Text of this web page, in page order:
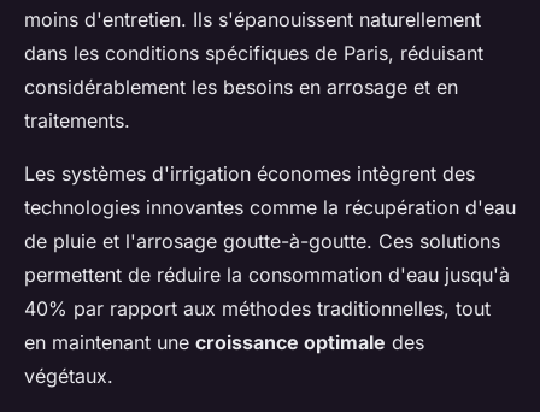
moins d'entretien. Ils s'épanouissent naturellement
dans les conditions spécifiques de Paris, réduisant
considérablement les besoins en arrosage et en
traitements.
Les systèmes d'irrigation économes intègrent des
technologies innovantes comme la récupération d'eau
de pluie et l'arrosage goutte-à-goutte. Ces solutions
permettent de réduire la consommation d'eau jusqu'à
40% par rapport aux méthodes traditionnelles, tout
en maintenant une croissance optimale des
végétaux.